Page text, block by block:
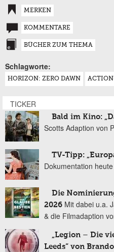
MERKEN
KOMMENTARE
BÜCHER ZUM THEMA
Schlagworte:
HORIZON: ZERO DAWN
TICKER
Bald im Kino:
Scotts Adaption von
TV-Tipp:
Dokumentation
Die
2026 Mit dabei u.a.
& die Filmadaption
„Legion – Die
Leeds“ von